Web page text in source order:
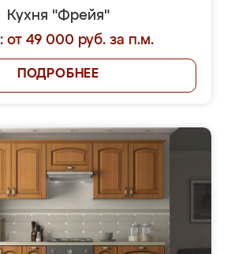
Кухня "Фрейя"
от 49 000 руб. за п.м.
ПОДРОБНЕЕ